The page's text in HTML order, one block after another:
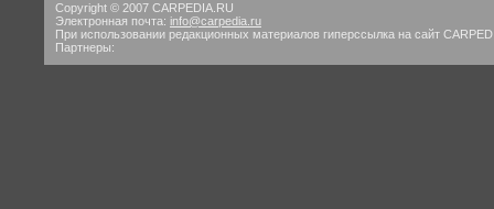
Copyright © 2007 CARPEDIA.RU
Электронная почта: info@carpedia.ru
При использовании редакционных материалов гиперссылка на сайт
Партнеры: